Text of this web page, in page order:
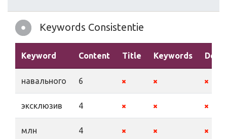
Keywords Consistentie
Keyword Content Title Keywords
навального 6
эксклюзив 4
млн 4